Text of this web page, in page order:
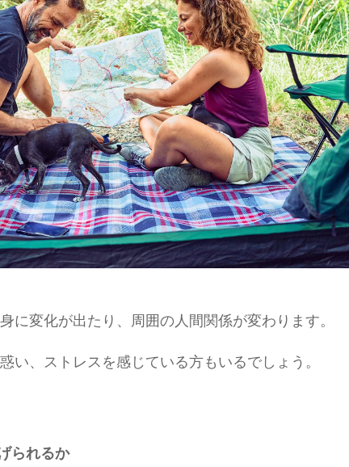
に変化が出たり、周囲の人間関係が変わります。
い、ストレスを感じている方もいるでしょう。
られるか